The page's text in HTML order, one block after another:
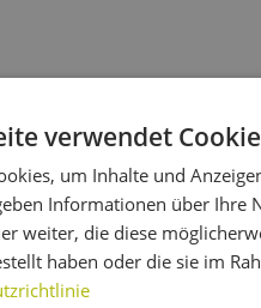
Erweiterungsmodul benötigt
Liter werden 2 Module benötigt
3 Module benötigt
verwendet
um Inhalte und
Informationen über Ihre
weiter, die diese
haben oder die sie im